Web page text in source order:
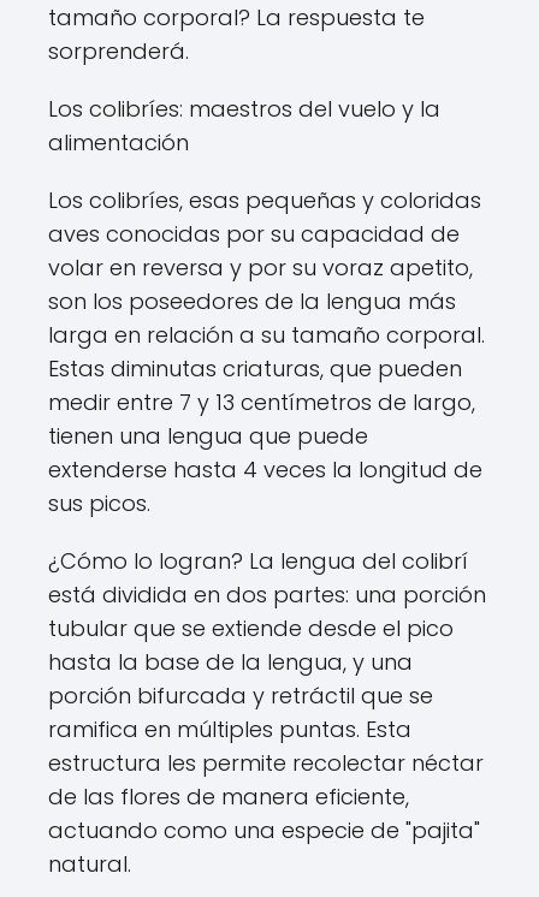
tamaño corporal? La respuesta te
sorprenderá.
Los colibríes: maestros del vuelo y la
alimentación
Los colibríes, esas pequeñas y coloridas
aves conocidas por su capacidad de
volar en reversa y por su voraz apetito,
son los poseedores de la lengua más
larga en relación a su tamaño corporal.
Estas diminutas criaturas, que pueden
medir entre 7 y 13 centímetros de largo,
tienen una lengua que puede
extenderse hasta 4 veces la longitud de
sus picos.
¿Cómo lo logran? La lengua del colibrí
está dividida en dos partes: una porción
tubular que se extiende desde el pico
hasta la base de la lengua, y una
porción bifurcada y retráctil que se
ramifica en múltiples puntas. Esta
estructura les permite recolectar néctar
de las flores de manera eficiente,
actuando como una especie de "pajita"
natural.